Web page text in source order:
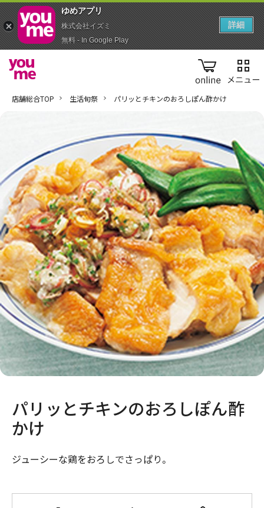
online
店舗総合TOP 生活旬祭 パリッとチキンのおろしぽん酢かけ
パリッとチキンのおろしぽん酢
かけ
ジューシーな鶏をおろしでさっぱり。
ゆめアプ‪リ‬
株式会社イズミ
無料 - In Google Play
詳細